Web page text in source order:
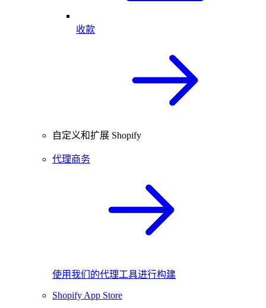
收款
自定义和扩展 Shopify
代理商务
使用我们的代理工具进行构建
Shopify App Store